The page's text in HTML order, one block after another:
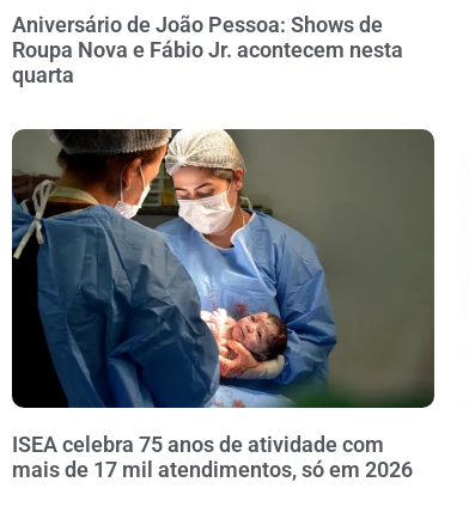
Aniversário de João Pessoa: Shows de
Roupa Nova e Fábio Jr. acontecem nesta
quarta
ISEA celebra 75 anos de atividade com
mais de 17 mil atendimentos, só em 2026